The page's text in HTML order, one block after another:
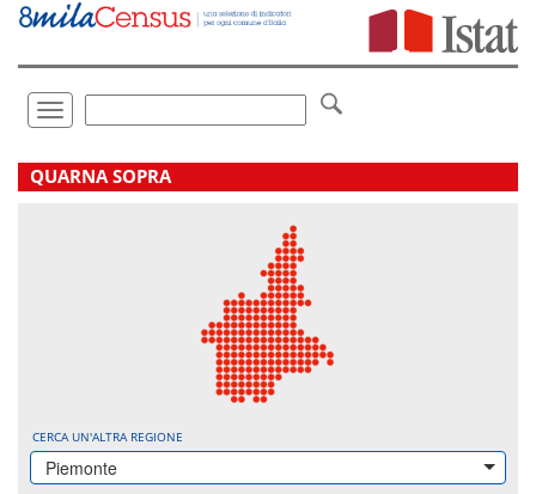
Vai
direttamente
Toggle
navigation
.
QUARNA SOPRA
CERCA UN'ALTRA REGIONE
Piemonte